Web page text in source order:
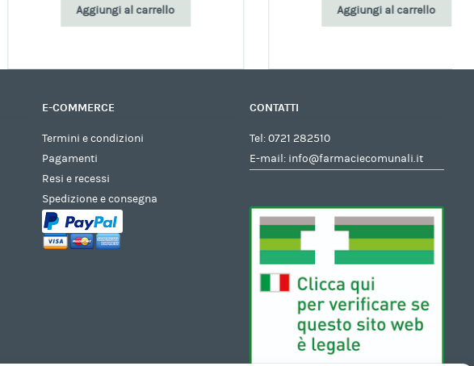
Aggiungi al carrello Aggiungi al carrello
E-COMMERCE
Termini e condizioni
Pagamenti
Resi e recessi
Spedizione e consegna
CONTATTI
Tel:0721 282510
E-mail: info@farmaciecomunali.it